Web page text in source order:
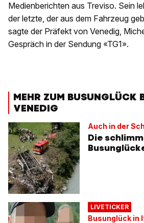
Medienberichten aus Treviso. Sein
der letzte, der aus dem Fahrzeug
sagte der Präfekt von Venedig,
Gespräch in der Sendung «TG1».
MEHR ZUM BUSUNGLÜCK
VENEDIG
Auch in der
Die
LIVETICKER
Busunglück in